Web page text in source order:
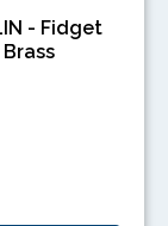
- Fidget